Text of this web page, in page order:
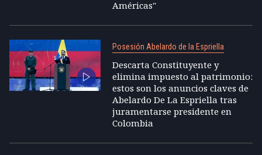
Américas"
Posesión Abelardo de la Espriella
Descarta Constituyente y
elimina impuesto al patrimonio:
estos son los anuncios claves de
Abelardo De La Espriella tras
juramentarse presidente en
Colombia